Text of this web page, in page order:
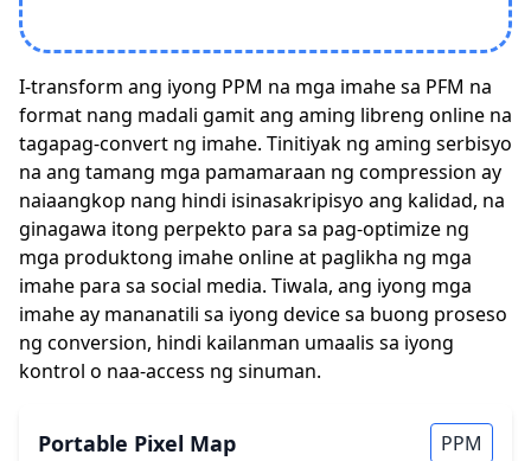
I-transform ang iyong PPM na mga imahe sa PFM na
format nang madali gamit ang aming libreng online na
tagapag-convert ng imahe. Tinitiyak ng aming serbisyo
na ang tamang mga pamamaraan ng compression ay
naiaangkop nang hindi isinasakripisyo ang kalidad, na
ginagawa itong perpekto para sa pag-optimize ng
mga produktong imahe online at paglikha ng mga
imahe para sa social media. Tiwala, ang iyong mga
imahe ay mananatili sa iyong device sa buong proseso
ng conversion, hindi kailanman umaalis sa iyong
kontrol o naa-access ng sinuman.
Portable Pixel Map PPM